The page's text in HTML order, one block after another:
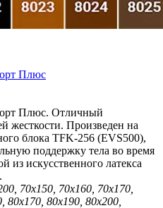
Плюс
Плюс. Отличный
жесткости. Произведен на
блока TFK-256 (EVS500),
поддержку тела во время
из искусственного латекса
70х150, 70х160, 70х170,
80х170, 80х190, 80х200,